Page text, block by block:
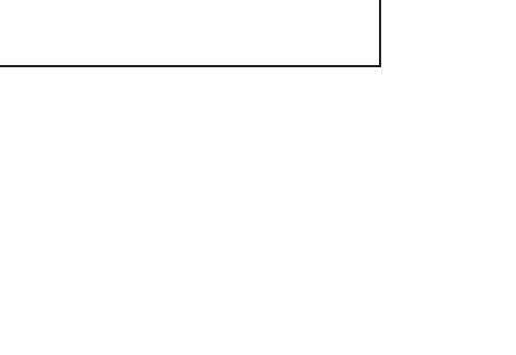
Raum. Mit ihren ,,Lichtspuren’’ gewann das
Atelier in Lünen und bevorzugt dabei Licht und